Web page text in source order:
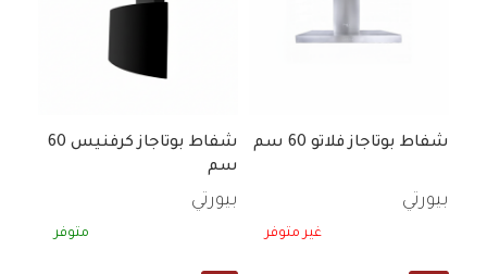
شفاط بوتاجاز فلاتو 60 سم
بيورتي
غير متوفر
شفاط بوتاجاز كرفنيس 60
سم
بيورتي
متوفر